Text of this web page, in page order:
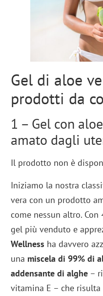
Gel di aloe
prodotti da
1 – Gel con
amato dagli
Il prodotto non è
Iniziamo la nostra
vera con un prodotto
come nessun altro. Con
gel più venduto e
Wellness ha davvero
una miscela di 99% di
addensante di alghe –
vitamina E – che risulta